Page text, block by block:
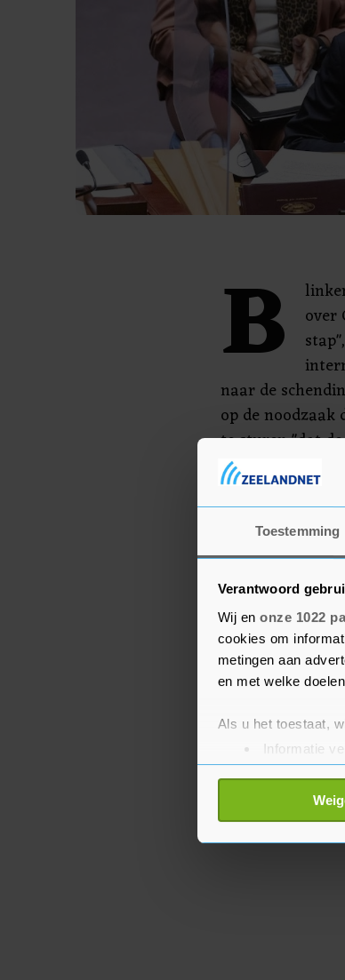
Toestemming
Verantwoord
Wij en onze 1022
cookies om
metingen aan
en met welke
Als u het toestaat,
Informatie
Uw
Lees meer over
toestemming op elk
B
over
naar de
op de noodzaak
te sturen "dat
Als Poetin erin
Oekraïense
humanitaire
"alleen maar